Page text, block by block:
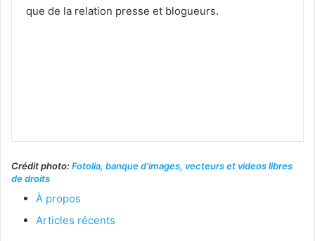
que de la relation presse et blogueurs.
Crédit photo:Fotolia, banque d'images, vecteurs et videos libres
de droits
À propos
Articles récents